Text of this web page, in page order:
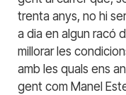
trenta anys, no hi
a dia en algun racó
millorar les
amb les quals ens
gent com Manel